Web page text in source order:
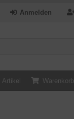
Anmelden
Warenkorb
Artikel